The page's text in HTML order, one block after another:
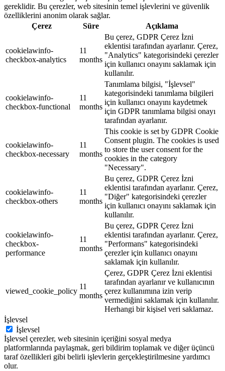
gereklidir. Bu çerezler, web sitesinin temel işlevlerini ve güvenlik
özelliklerini anonim olarak sağlar.
Çerez
Süre Açıklama
cookielawinfo-
checkbox-analytics
11
months
Bu çerez, GDPR Çerez İzni
eklentisi tarafından ayarlanır. Çerez,
"Analytics" kategorisindeki çerezler
için kullanıcı onayını saklamak için
kullanılır.
cookielawinfo-
checkbox-functional
11
months
Tanımlama bilgisi, "İşlevsel"
kategorisindeki tanımlama bilgileri
için kullanıcı onayını kaydetmek
için GDPR tanımlama bilgisi onayı
tarafından ayarlanır.
cookielawinfo-
checkbox-necessary
11
months
This cookie is set by GDPR Cookie
Consent plugin. The cookies is used
to store the user consent for the
cookies in the category
"Necessary".
cookielawinfo-
checkbox-others
11
months
Bu çerez, GDPR Çerez İzni
eklentisi tarafından ayarlanır. Çerez,
"Diğer" kategorisindeki çerezler
için kullanıcı onayını saklamak için
kullanılır.
cookielawinfo-
checkbox-
performance
11
months
Bu çerez, GDPR Çerez İzni
eklentisi tarafından ayarlanır. Çerez,
"Performans" kategorisindeki
çerezler için kullanıcı onayını
saklamak için kullanılır.
viewed_cookie_policy
11
months
Çerez, GDPR Çerez İzni eklentisi
tarafından ayarlanır ve kullanıcının
çerez kullanımına izin verip
vermediğini saklamak için kullanılır.
Herhangi bir kişisel veri saklamaz.
İşlevsel
İşlevsel
İşlevsel çerezler, web sitesinin içeriğini sosyal medya
platformlarında paylaşmak, geri bildirim toplamak ve diğer üçüncü
taraf özellikleri gibi belirli işlevlerin gerçekleştirilmesine yardımcı
olur.